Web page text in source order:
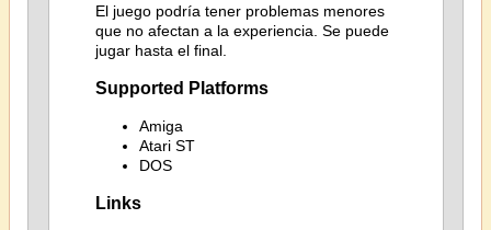
El juego podría tener problemas menores
que no afectan a la experiencia. Se puede
jugar hasta el final.
Supported Platforms
Amiga
Atari ST
DOS
Links